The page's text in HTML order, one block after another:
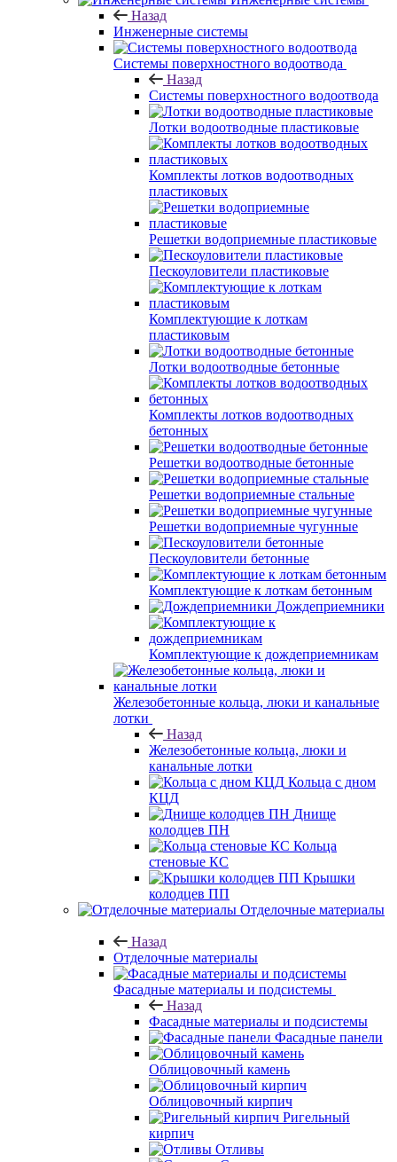
Назад
Инженерные системы
Системы поверхностного водоотвода
Назад
Системы поверхностного водоотвода
Лотки водоотводные пластиковые
Комплекты лотков водоотводных
пластиковых
Решетки водоприемные пластиковые
Пескоуловители пластиковые
Комплектующие к лоткам
пластиковым
Лотки водоотводные бетонные
Комплекты лотков водоотводных
бетонных
Решетки водоотводные бетонные
Решетки водоприемные стальные
Решетки водоприемные чугунные
Пескоуловители бетонные
Комплектующие к лоткам бетонным
Дождеприемники
Комплектующие к дождеприемникам
Железобетонные кольца, люки и канальные
лотки
Назад
Железобетонные кольца, люки и
канальные лотки
Кольца с дном
КЦД
Днище
колодцев ПН
Кольца
стеновые КС
Крышки
колодцев ПП
Отделочные материалы
Назад
Отделочные материалы
Фасадные материалы и подсистемы
Назад
Фасадные материалы и подсистемы
Фасадные панели
Облицовочный камень
Облицовочный кирпич
Ригельный
кирпич
Отливы